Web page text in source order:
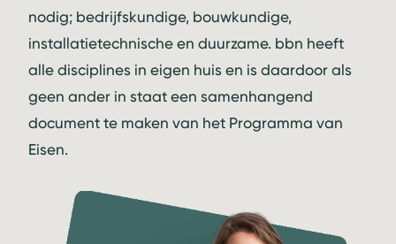
nodig; bedrijfskundige, bouwkundige,
installatietechnische en duurzame. bbn heeft
alle disciplines in eigen huis en is daardoor als
geen ander in staat een samenhangend
document te maken van het Programma van
Eisen.